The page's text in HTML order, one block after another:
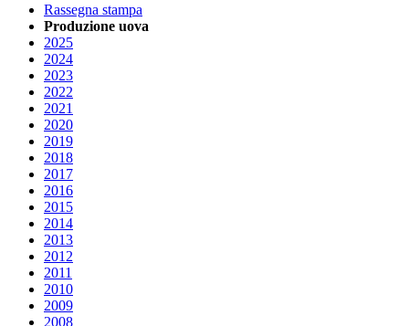
Rassegna stampa
Produzione uova
2025
2024
2023
2022
2021
2020
2019
2018
2017
2016
2015
2014
2013
2012
2011
2010
2009
2008